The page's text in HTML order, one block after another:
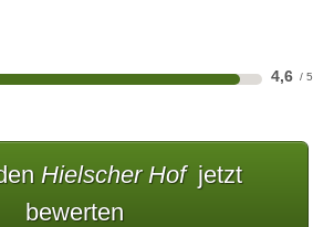
4,6
Hielscher Hof jetzt
bewerten